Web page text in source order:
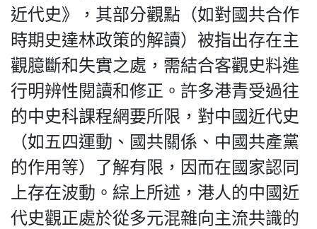
近代史》，其部分觀點（如對國共合作
時期史達林政策的解讀）被指出存在主
觀臆斷和失實之處，需結合客觀史料進
行明辨性閱讀和修正。許多港青受過往
的中史科課程網要所限，對中國近代史
（如五四運動、國共關係、中國共產黨
的作用等）了解有限，因而在國家認同
上存在波動。綜上所述，港人的中國近
代史觀正處於從多元混雜向主流共識的